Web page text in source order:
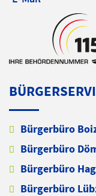
Bürgerbüro
Bürgerbüro
Bürgerbüro
Bürgerbüro